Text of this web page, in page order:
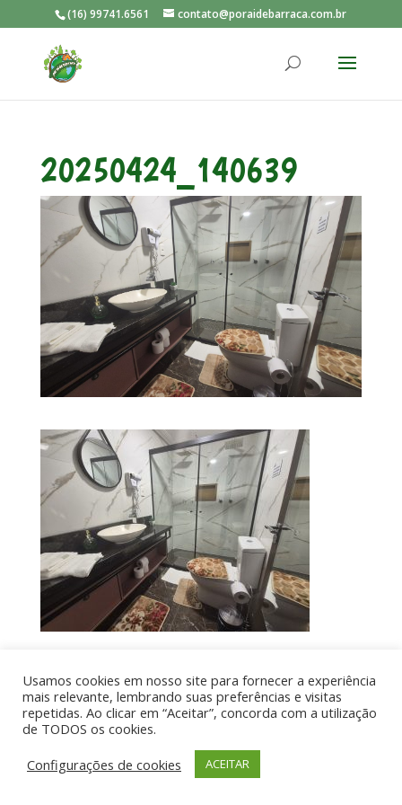
(16) 99741.6561 contato@poraidebarraca.com.br
20250424_140639
Por aí de Barraca - direitos reservados - Desenvolvido
por UIA WEB
Usamos cookies em nosso site para fornecer a experiência
mais relevante, lembrando suas preferências e visitas
repetidas. Ao clicar em “Aceitar”, concorda com a utilização
de TODOS os cookies.
Configurações de cookies
ACEITAR